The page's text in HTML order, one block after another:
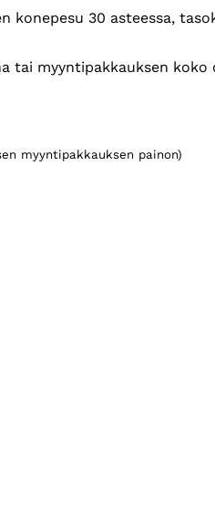
konepesu 30 asteessa,
tai myyntipakkauksen koko
myyntipakkauksen painon)